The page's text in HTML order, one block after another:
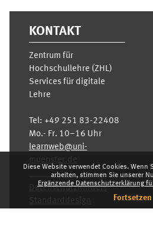
Diese Website verwendet Cookies. Wenn
arbeiten, stimmen Sie unserer
Ergänzende Datenschutzerklärung
Fortsetzen
KONTAKT
Zentrum für
Hochschullehre (ZHL)
Services für digitale
Lehre
Tel: +49 251 83-22408
Mo.- Fr. 10–16 Uhr
learnweb@uni-
Datenschutzhinweis